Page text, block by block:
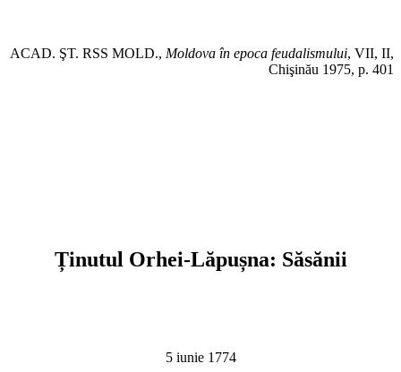
ACAD. ŞT. RSS MOLD., Moldova în epoca feudalismului, VII, II,
Chişinău 1975, p. 401
Ținutul Orhei-Lăpușna: Săsănii
5 iunie 1774